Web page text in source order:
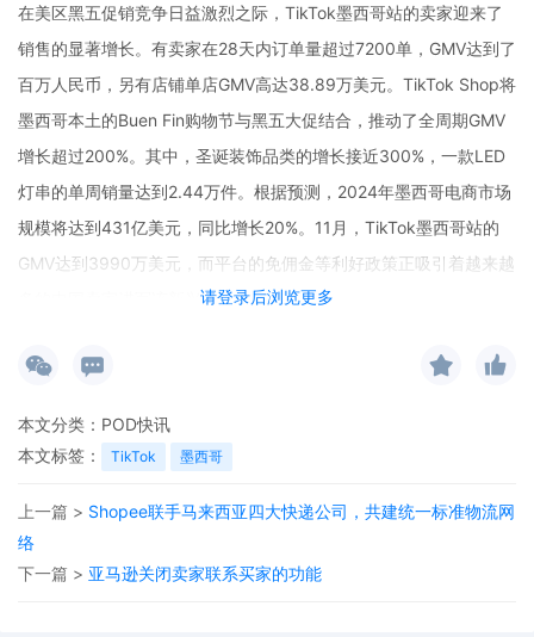
请登录后浏览更多
在美区黑五促销竞争日益激烈之际，TikTok墨西哥站的卖家迎来了
销售的显著增长。有卖家在28天内订单量超过7200单，GMV达到了
百万人民币，另有店铺单店GMV高达38.89万美元。TikTok Shop将
墨西哥本土的Buen Fin购物节与黑五大促结合，推动了全周期GMV
增长超过200%。其中，圣诞装饰品类的增长接近300%，一款LED
灯串的单周销量达到2.44万件。根据预测，2024年墨西哥电商市场
规模将达到431亿美元，同比增长20%。11月，TikTok墨西哥站的
GMV达到3990万美元，而平台的免佣金等利好政策正吸引着越来越
多的中国卖家进军该新兴市场。
本文分类： POD快讯
本文标签：
TikTok 墨西哥
上一篇 > Shopee联手马来西亚四大快递公司，共建统一标准物流网
络
下一篇 > 亚马逊关闭卖家联系买家的功能